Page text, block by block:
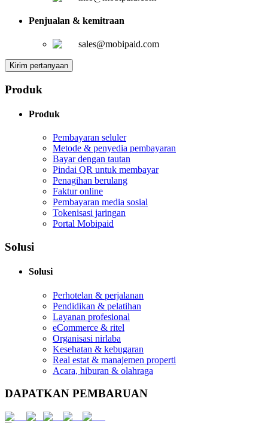
Penjualan & kemitraan
sales@mobipaid.com
Kirim pertanyaan
Produk
Produk
Pembayaran seluler
Metode & penyedia pembayaran
Bayar dengan tautan
Pindai QR untuk membayar
Penagihan berulang
Faktur online
Pembayaran media sosial
Tokenisasi jaringan
Portal Mobipaid
Solusi
Solusi
Perhotelan & perjalanan
Pendidikan & pelatihan
Layanan profesional
eCommerce & ritel
Organisasi nirlaba
Kesehatan & kebugaran
Real estat & manajemen properti
Acara, hiburan & olahraga
DAPATKAN PEMBARUAN